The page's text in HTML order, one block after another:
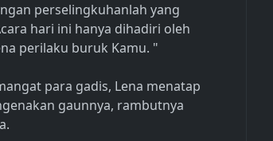
perselingkuhanlah yang
hari ini hanya dihadiri oleh
perilaku buruk Kamu. "
para gadis, Lena menatap
gaunnya, rambutnya